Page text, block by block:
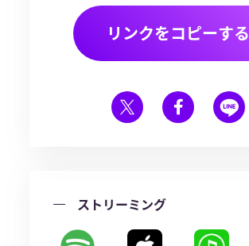
リンクをコピーする
ストリーミング